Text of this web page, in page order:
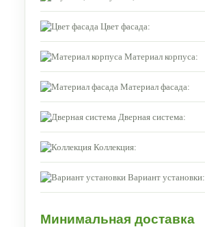
Цвет фасада:
Материал корпуса:
Материал фасада:
Дверная система:
Коллекция:
Вариант установки:
Минимальная доставка